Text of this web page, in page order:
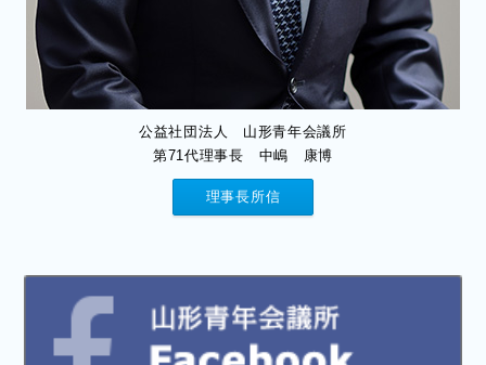
公益社団法人 山形青年会議所
第71代理事長 中嶋 康博
理事長所信